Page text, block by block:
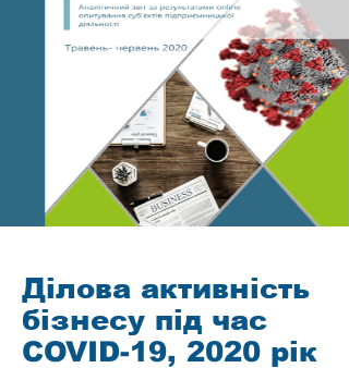
Ділова активність
бізнесу під час
COVID-19, 2020 рік